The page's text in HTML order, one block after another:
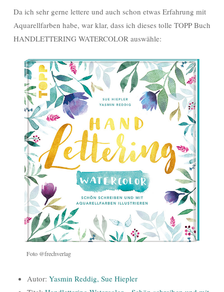
Da ich sehr gerne lettere und auch schon etwas Erfahrung mit
Aquarellfarben habe, war klar, dass ich dieses tolle TOPP Buch
HANDLETTERING WATERCOLOR auswähle:
Foto @frechverlag
Autor: Yasmin Reddig, Sue Hiepler